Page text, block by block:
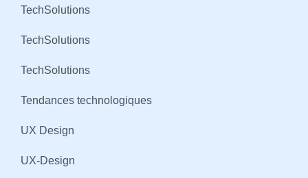
TechSolutions
TechSolutions
TechSolutions
Tendances technologiques
UX Design
UX-Design